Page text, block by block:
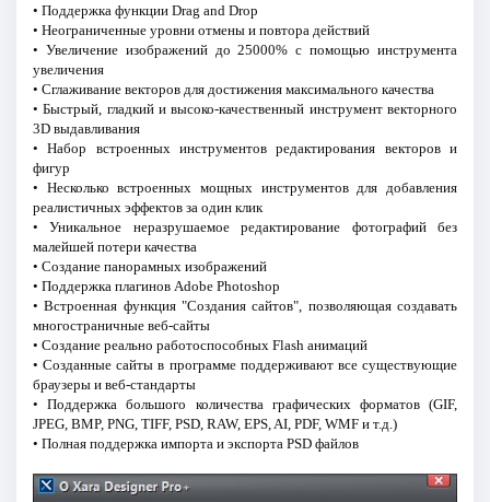
• Поддержка функции Drag and Drop
• Неограниченные уровни отмены и повтора действий
• Увеличение изображений до 25000% с помощью инструмента
увеличения
• Сглаживание векторов для достижения максимального качества
• Быстрый, гладкий и высоко-качественный инструмент векторного
3D выдавливания
• Набор встроенных инструментов редактирования векторов и
фигур
• Несколько встроенных мощных инструментов для добавления
реалистичных эффектов за один клик
• Уникальное неразрушаемое редактирование фотографий без
малейшей потери качества
• Создание панорамных изображений
• Поддержка плагинов Adobe Photoshop
• Встроенная функция "Создания сайтов", позволяющая создавать
многостраничные веб-сайты
• Создание реально работоспособных Flash анимаций
• Созданные сайты в программе поддерживают все существующие
браузеры и веб-стандарты
• Поддержка большого количества графических форматов (GIF,
JPEG, BMP, PNG, TIFF, PSD, RAW, EPS, AI, PDF, WMF и т.д.)
• Полная поддержка импорта и экспорта PSD файлов